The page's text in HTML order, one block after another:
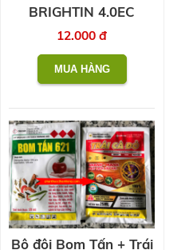
BRIGHTIN 4.0EC
12.000 đ
Bộ đôi Bom Tấn + Trái